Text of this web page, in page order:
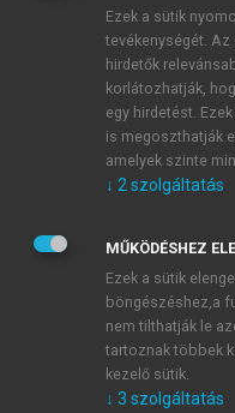
JELSZÓ ÚJRA
Kérek értesítést a
Kérek értesítést az
Adatkezelési
veszem és elfogadom.
Általános vásárlási
mersz.huoldalak
tudomásul veszem és
Ezek a sütik
tevékenységét.
hirdetők
korlátozhatják,
egy hirdetést.
is megoszthatják
amelyek szinte
↓ 2 szolgáltatás
MŰKÖDÉSHEZ
Ezek a sütik
böngészéshez,a
nem tilthatják le
tartoznak többek
kezelő sütik.
↓ 3 szolgáltatás